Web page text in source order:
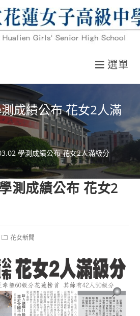
選單
成績公布 花女2人滿
學測成績公布 花女2人滿級分
測成績公布 花女2
Post花女新聞